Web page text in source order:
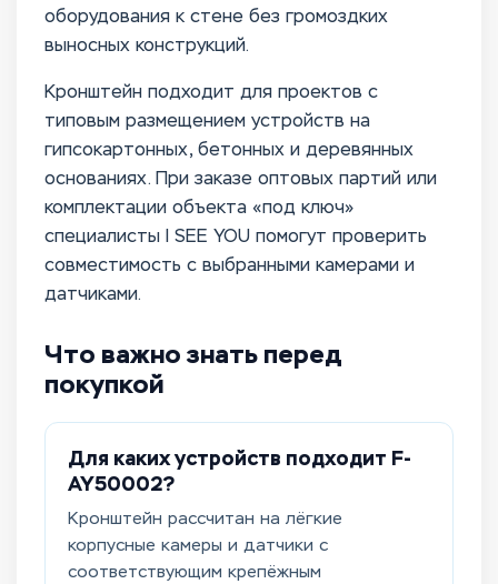
оборудования к стене без громоздких
выносных конструкций.
Кронштейн подходит для проектов с
типовым размещением устройств на
гипсокартонных, бетонных и деревянных
основаниях. При заказе оптовых партий или
комплектации объекта «под ключ»
специалисты I SEE YOU помогут проверить
совместимость с выбранными камерами и
датчиками.
Что важно знать перед
покупкой
Для каких устройств подходит F-
AY50002?
Кронштейн рассчитан на лёгкие
корпусные камеры и датчики с
соответствующим крепёжным